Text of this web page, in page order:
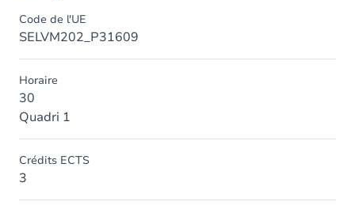
Code de l'UE
SELVM202_P31609
Horaire
30
Quadri 1
Crédits ECTS
3